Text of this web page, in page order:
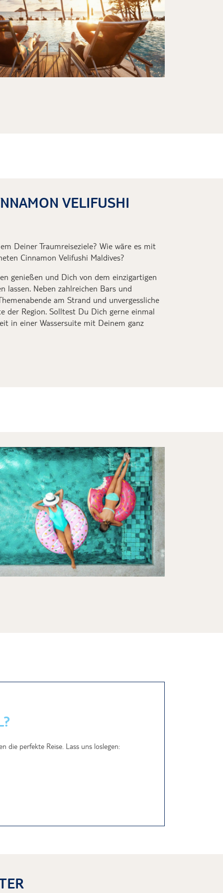
VELIFUSHI
Deiner Traumreiseziele? Wie wäre es mit
Cinnamon Velifushi Maldives?
genießen und Dich von dem einzigartigen
lassen. Neben zahlreichen Bars und
am Strand und unvergessliche
der Region. Solltest Du Dich gerne einmal
in einer Wassersuite mit Deinem ganz
die perfekte Reise. Lass uns loslegen: